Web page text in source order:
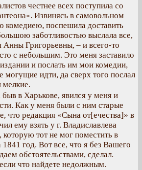
честнее всех поступила со
Извинясь в самовольном
комедиею, поспешила доставить
заботливостью выслала все,
Григорьевны, – и всего-то
с небольшим. Это меня заставило
и послать им мои комедии,
могущие идти, да сверх того послал
мелкие.
в Харькове, явился у меня и
Как у меня были с ним старые
что редакция «Сына от[ечества]» в
ему взять у г. Владиславлева
тот не мог поместить в
год. Вот все, что я без Вашего
обстоятельствами, сделал.
что найдете недолжным.